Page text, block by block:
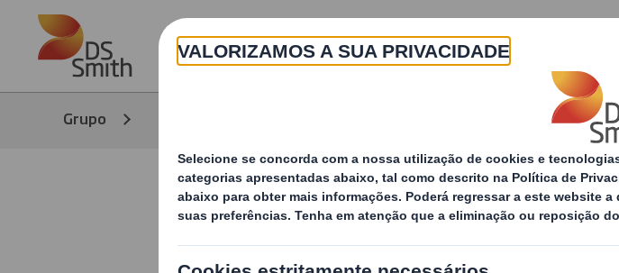
Skip to main content
Sobre Produtos e Serviços
Grupo
Contacto